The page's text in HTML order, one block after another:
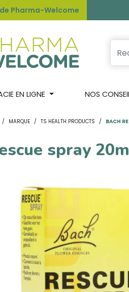
Pharma-Welcome
EN LIGNE NOS
MARQUE TS HEALTH PRODUCTS BACH
spray